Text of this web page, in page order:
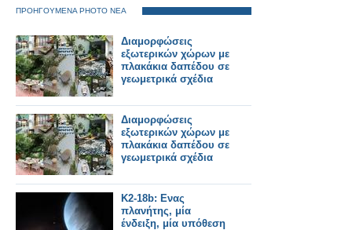
ΠΡΟΗΓΟΥΜΕΝΑ PHOTO ΝΕΑ
Διαμορφώσεις
εξωτερικών χώρων με
πλακάκια δαπέδου σε
γεωμετρικά σχέδια
Διαμορφώσεις
εξωτερικών χώρων με
πλακάκια δαπέδου σε
γεωμετρικά σχέδια
K2-18b: Ενας
πλανήτης, μία
ένδειξη, μία υπόθεση